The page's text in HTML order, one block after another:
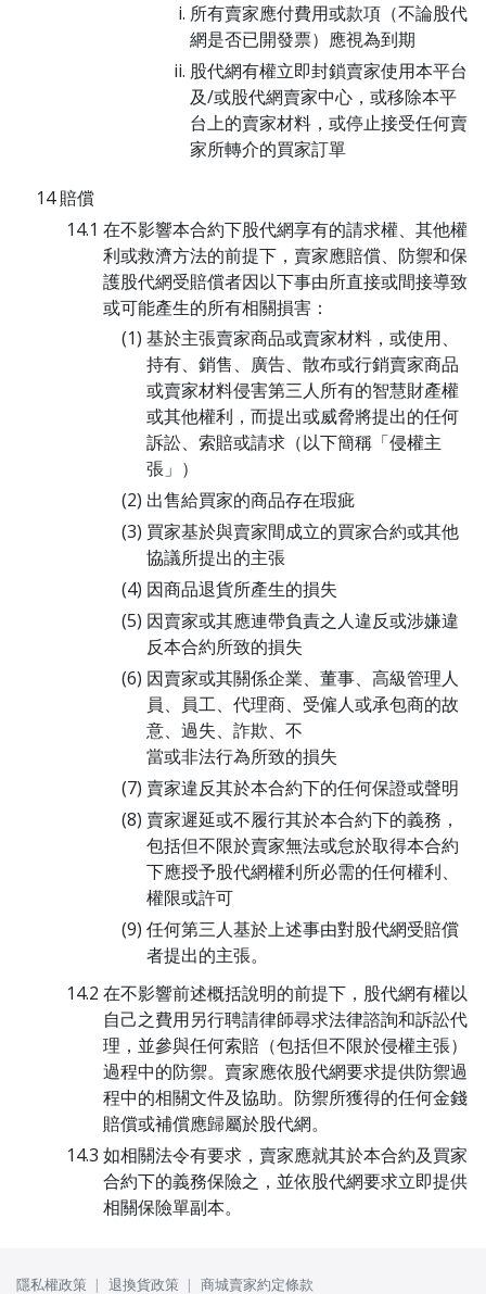
所有賣家應付費用或款項（不論股代
網是否已開發票）應視為到期
股代網有權立即封鎖賣家使用本平台
及/或股代網賣家中心，或移除本平
台上的賣家材料，或停止接受任何賣
家所轉介的買家訂單
賠償
在不影響本合約下股代網享有的請求權、其他權
利或救濟方法的前提下，賣家應賠償、防禦和保
護股代網受賠償者因以下事由所直接或間接導致
或可能產生的所有相關損害：
基於主張賣家商品或賣家材料，或使用、
持有、銷售、廣告、散布或行銷賣家商品
或賣家材料侵害第三人所有的智慧財產權
或其他權利，而提出或威脅將提出的任何
訴訟、索賠或請求（以下簡稱「侵權主
張」）
出售給買家的商品存在瑕疵
買家基於與賣家間成立的買家合約或其他
協議所提出的主張
因商品退貨所產生的損失
因賣家或其應連帶負責之人違反或涉嫌違
反本合約所致的損失
因賣家或其關係企業、董事、高級管理人
員、員工、代理商、受僱人或承包商的故
意、過失、詐欺、不
當或非法行為所致的損失
賣家違反其於本合約下的任何保證或聲明
賣家遲延或不履行其於本合約下的義務，
包括但不限於賣家無法或怠於取得本合約
下應授予股代網權利所必需的任何權利、
權限或許可
任何第三人基於上述事由對股代網受賠償
者提出的主張。
在不影響前述概括說明的前提下，股代網有權以
自己之費用另行聘請律師尋求法律諮詢和訴訟代
理，並參與任何索賠（包括但不限於侵權主張）
過程中的防禦。賣家應依股代網要求提供防禦過
程中的相關文件及協助。防禦所獲得的任何金錢
賠償或補償應歸屬於股代網。
如相關法令有要求，賣家應就其於本合約及買家
合約下的義務保險之，並依股代網要求立即提供
相關保險單副本。
隱私權政策 退換貨政策 商城賣家約定條款